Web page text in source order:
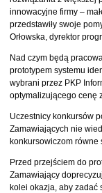
innowacyjne firmy –
przedstawiły swoje
Orłowska, dyrektor
Nad czym będą
prototypem systemu
wybrani przez PKP
optymalizującego cenę
Uczestnicy konkursów
Zamawiających nie
konkursowiczom równe
Przed przejściem do
Zamawiający
kolei okazja, aby zadać